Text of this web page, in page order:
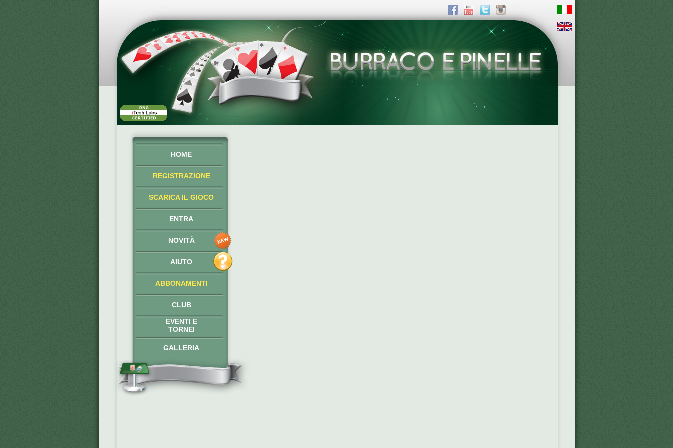
HOME
REGISTRAZIONE
SCARICA IL GIOCO
ENTRA
NOVITÀ
AIUTO
ABBONAMENTI
CLUB
EVENTI E
TORNEI
GALLERIA